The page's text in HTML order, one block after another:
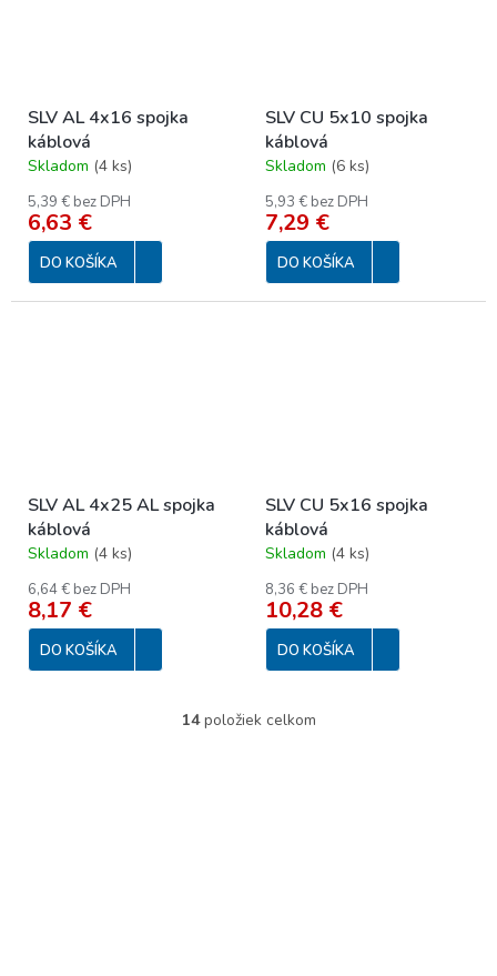
SLV AL 4x16 spojka
káblová
Skladom (4 ks)
5,39 € bez DPH
6,63 €
DO KOŠÍKA
SLV CU 5x10 spojka
káblová
Skladom (6 ks)
5,93 € bez DPH
7,29 €
DO KOŠÍKA
SLV AL 4x25 AL spojka
káblová
Skladom (4 ks)
6,64 € bez DPH
8,17 €
DO KOŠÍKA
SLV CU 5x16 spojka
káblová
Skladom (4 ks)
8,36 € bez DPH
10,28 €
DO KOŠÍKA
O
14položiek celkom